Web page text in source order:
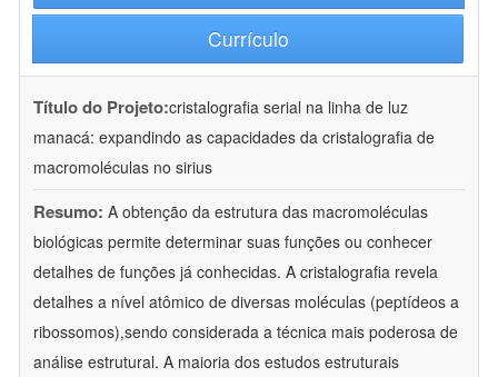
Currículo
Título do Projeto:cristalografia serial na linha de luz
manacá: expandindo as capacidades da cristalografia de
macromoléculas no sirius
Resumo: A obtenção da estrutura das macromoléculas
biológicas permite determinar suas funções ou conhecer
detalhes de funções já conhecidas. A cristalografia revela
detalhes a nível atômico de diversas moléculas (peptídeos a
ribossomos),sendo considerada a técnica mais poderosa de
análise estrutural. A maioria dos estudos estruturais